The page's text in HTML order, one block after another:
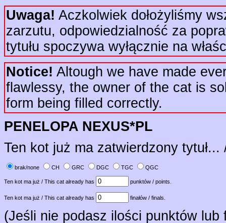
Uwaga! Aczkolwiek dołożyliśmy
zarzutu, odpowiedzialność za
tytułu spoczywa wyłącznie na
Notice! Altough we have made
flawlessy, the owner of the cat is
form being filled correctly.
PENELOPA NEXUS*PL
Ten kot już ma zatwierdzony
brak/none CH GRC DGC TGC QGC
Ten kot ma już / This cat already has punktów / points.
Ten kot ma już / This cat already has finałów / finals.
(Jeśli nie podasz ilości punktów lub